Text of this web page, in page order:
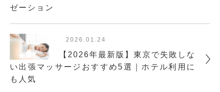
ゼーション
2026.01.24
【2026年最新版】東京で失敗しな
い出張マッサージおすすめ5選｜ホテル利用に
も人気